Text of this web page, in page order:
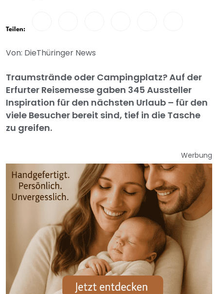
Teilen:
Von: DieThüringer News
Traumstrände oder Campingplatz? Auf der
Erfurter Reisemesse gaben 345 Aussteller
Inspiration für den nächsten Urlaub – für den
viele Besucher bereit sind, tief in die Tasche
zu greifen.
Werbung